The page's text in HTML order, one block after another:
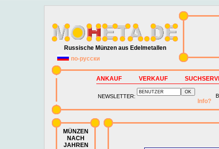
Russische Münzen aus Edelmetallen
по-русски
ANKAUF VERKAUF
NEWSLETTER:
Info?
MÜNZEN
NACH
JAHREN